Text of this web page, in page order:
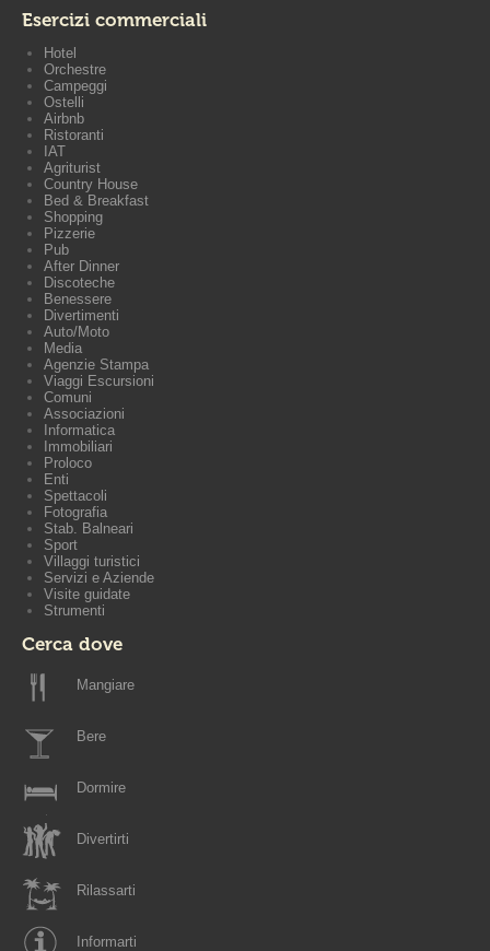
Esercizi commerciali
Hotel
Orchestre
Campeggi
Ostelli
Airbnb
Ristoranti
IAT
Agriturist
Country House
Bed & Breakfast
Shopping
Pizzerie
Pub
After Dinner
Discoteche
Benessere
Divertimenti
Auto/Moto
Media
Agenzie Stampa
Viaggi Escursioni
Comuni
Associazioni
Informatica
Immobiliari
Proloco
Enti
Spettacoli
Fotografia
Stab. Balneari
Sport
Villaggi turistici
Servizi e Aziende
Visite guidate
Strumenti
Cerca dove
Mangiare
Bere
Dormire
Divertirti
Rilassarti
Informarti